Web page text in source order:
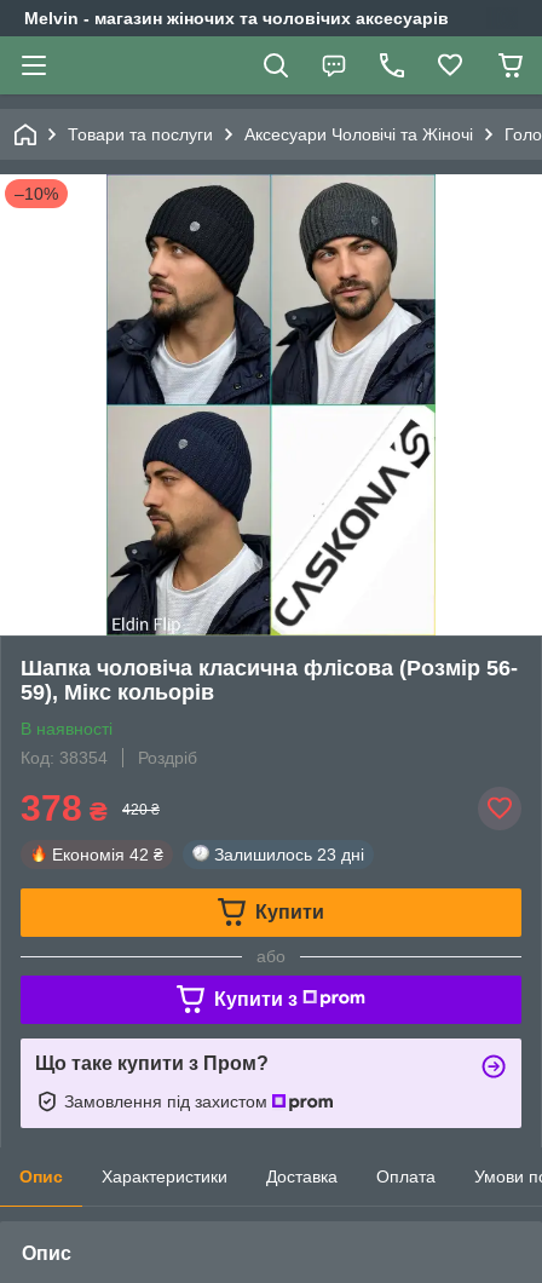
Melvin - магазин жіночих та чоловічих аксесуарів
Товари та послуги Аксесуари Чоловічі та Жіночі
–10%
Шапка чоловіча класична флісова (Розмір 56-
59), Мікс кольорів
В наявності
Код: 38354
Роздріб
378 ₴ 420 ₴
Економія 42 ₴ Залишилось 23 дні
Купити
або
Купити з
Що таке купити з Пром?
Замовлення під захистом
Опис Характеристики Доставка Оплата Умови
Опис